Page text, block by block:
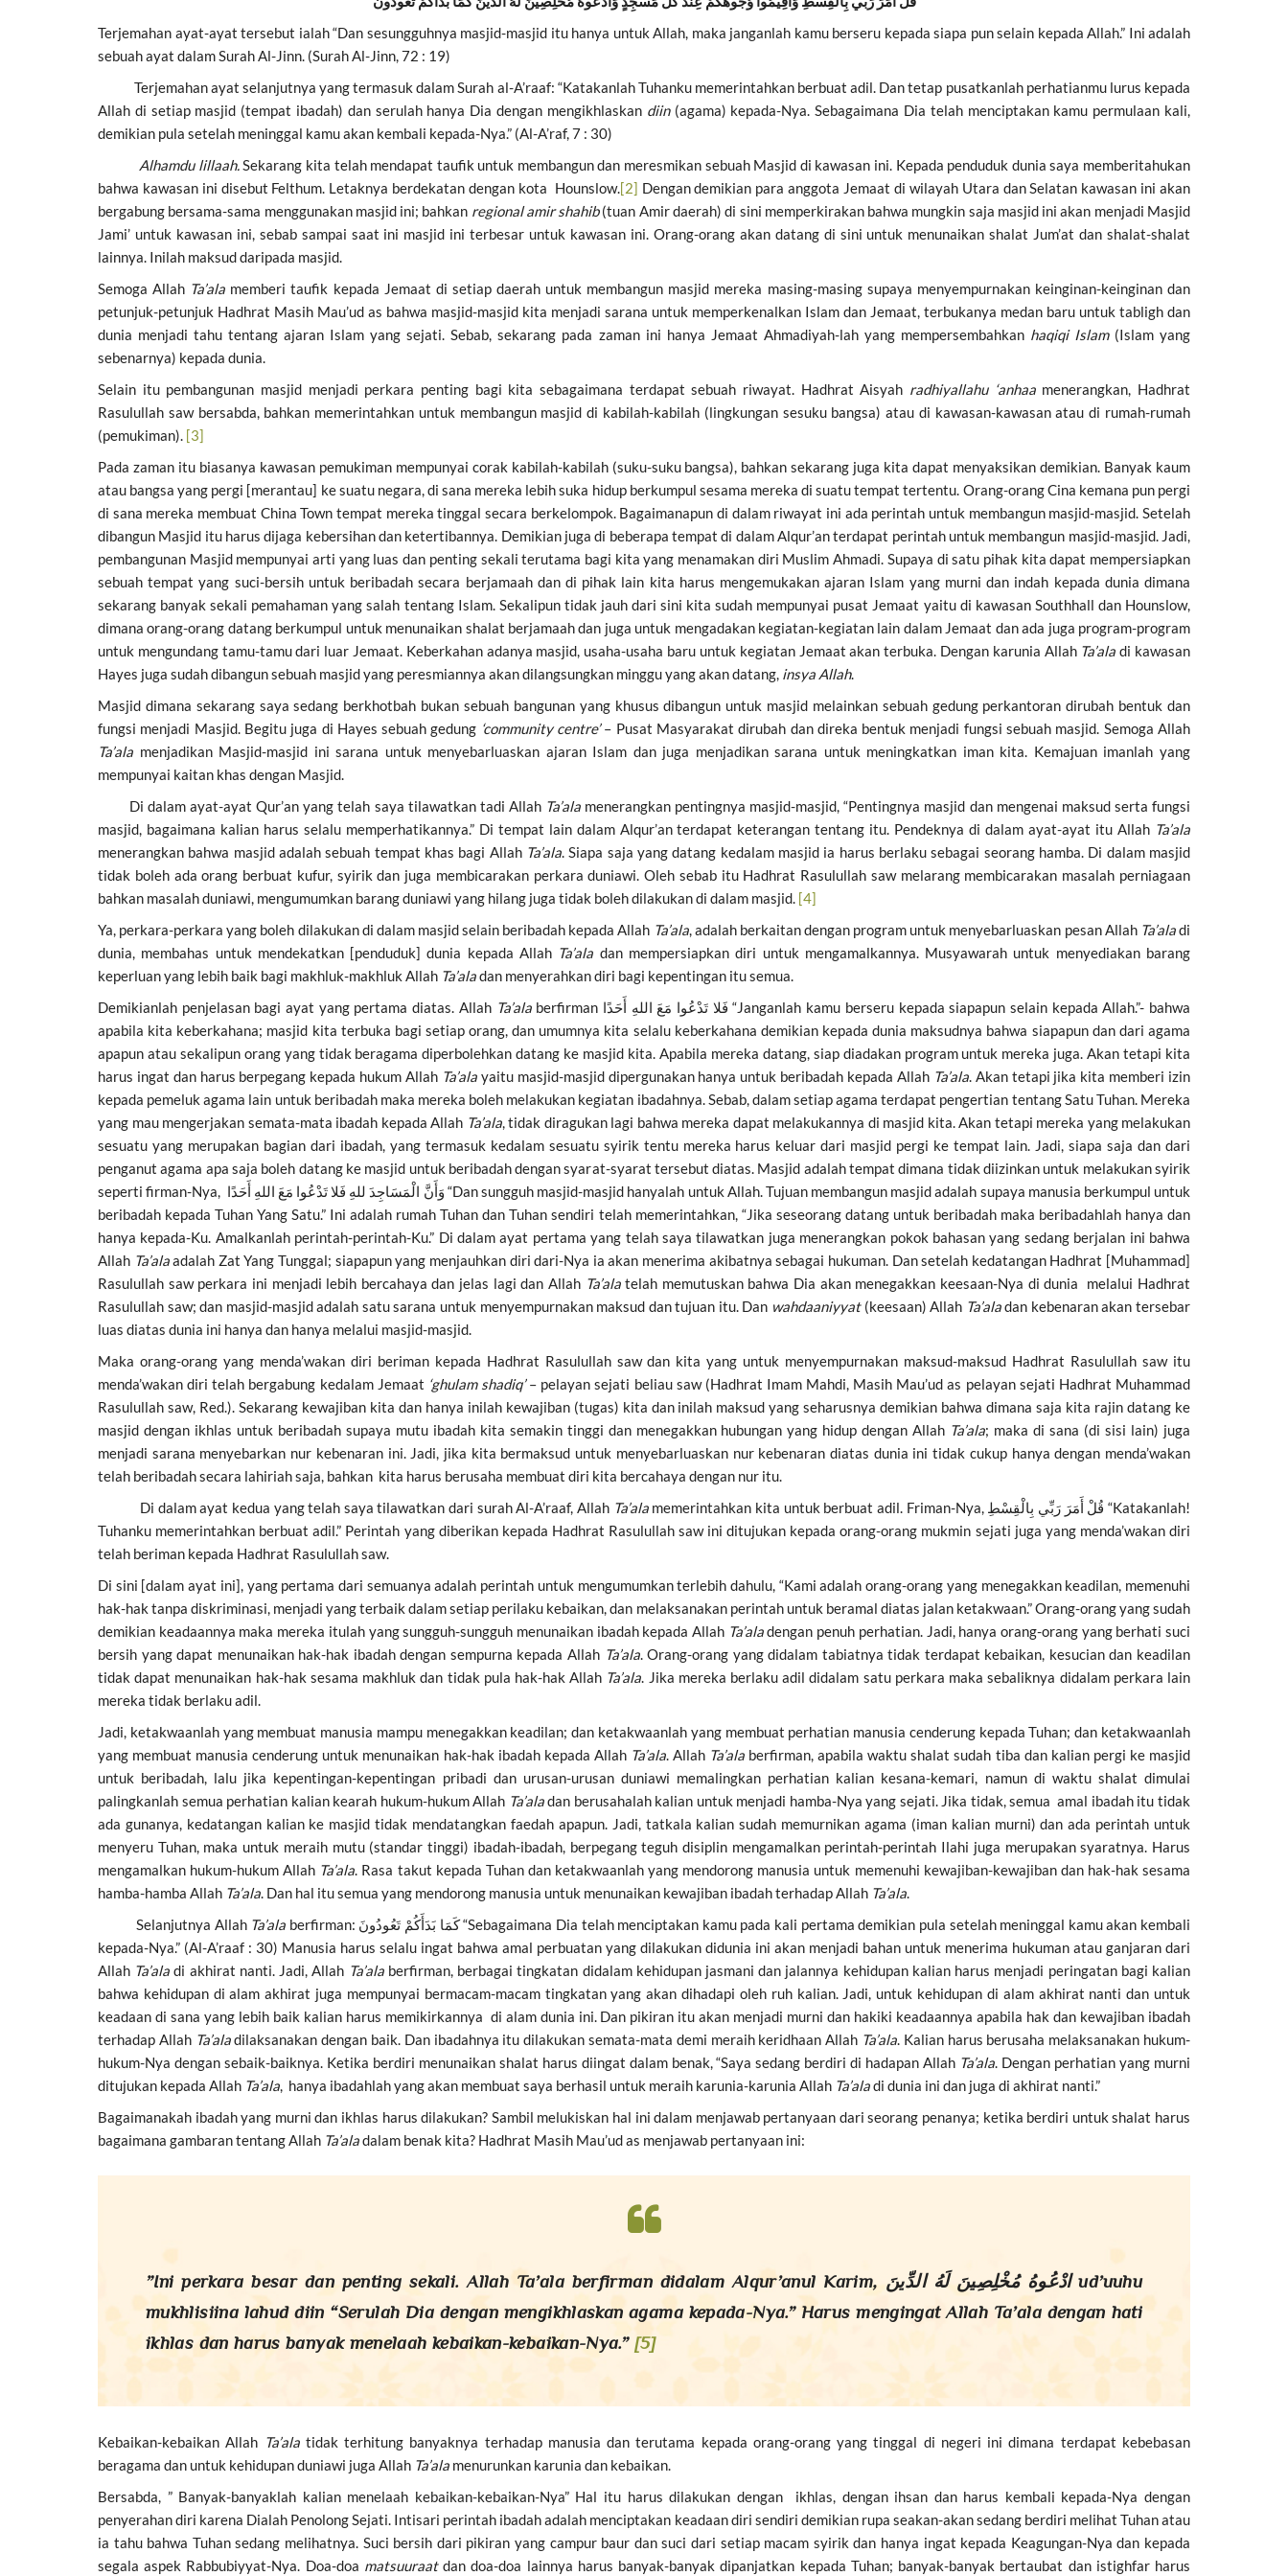
Terjemahan ayat-ayat tersebut ialah “Dan sesungguhnya masjid-masjid itu hanya untuk Allah, maka janganlah kamu berseru kepada siapa pun selain kepada Allah.” Ini adalah
sebuah ayat dalam Surah Al-Jinn. (Surah Al-Jinn, 72 : 19)
Terjemahan ayat selanjutnya yang termasuk dalam Surah al-A’raaf: “Katakanlah Tuhanku memerintahkan berbuat adil. Dan tetap pusatkanlah perhatianmu lurus kepada
Allah di setiap masjid (tempat ibadah) dan serulah hanya Dia dengan mengikhlaskan diin (agama) kepada-Nya. Sebagaimana Dia telah menciptakan kamu permulaan kali,
demikian pula setelah meninggal kamu akan kembali kepada-Nya.” (Al-A’raf, 7 : 30)
Alhamdu lillaah.Sekarang kita telah mendapat taufik untuk membangun dan meresmikan sebuah Masjid di kawasan ini. Kepada penduduk dunia saya memberitahukan
bahwa kawasan ini disebut Felthum. Letaknya berdekatan dengan kota Hounslow.[2] Dengan demikian para anggota Jemaat di wilayah Utara dan Selatan kawasan ini akan
bergabung bersama-sama menggunakan masjid ini; bahkan regional amir shahib(tuan Amir daerah) di sini memperkirakan bahwa mungkin saja masjid ini akan menjadi Masjid
Jami’ untuk kawasan ini, sebab sampai saat ini masjid ini terbesar untuk kawasan ini. Orang-orang akan datang di sini untuk menunaikan shalat Jum’at dan shalat-shalat
lainnya. Inilah maksud daripada masjid.
Semoga Allah Ta’ala memberi taufik kepada Jemaat di setiap daerah untuk membangun masjid mereka masing-masing supaya menyempurnakan keinginan-keinginan dan
petunjuk-petunjuk Hadhrat Masih Mau’ud as bahwa masjid-masjid kita menjadi sarana untuk memperkenalkan Islam dan Jemaat, terbukanya medan baru untuk tabligh dan
dunia menjadi tahu tentang ajaran Islam yang sejati. Sebab, sekarang pada zaman ini hanya Jemaat Ahmadiyah-lah yang mempersembahkan haqiqi Islam (Islam yang
sebenarnya) kepada dunia.
Selain itu pembangunan masjid menjadi perkara penting bagi kita sebagaimana terdapat sebuah riwayat. Hadhrat Aisyah radhiyallahu ‘anhaamenerangkan, Hadhrat
Rasulullah saw bersabda, bahkan memerintahkan untuk membangun masjid di kabilah-kabilah (lingkungan sesuku bangsa) atau di kawasan-kawasan atau di rumah-rumah
(pemukiman). [3]
Pada zaman itu biasanya kawasan pemukiman mempunyai corak kabilah-kabilah (suku-suku bangsa), bahkan sekarang juga kita dapat menyaksikan demikian. Banyak kaum
atau bangsa yang pergi [merantau] ke suatu negara, di sana mereka lebih suka hidup berkumpul sesama mereka di suatu tempat tertentu. Orang-orang Cina kemana pun pergi
di sana mereka membuat China Town tempat mereka tinggal secara berkelompok. Bagaimanapun di dalam riwayat ini ada perintah untuk membangun masjid-masjid. Setelah
dibangun Masjid itu harus dijaga kebersihan dan ketertibannya. Demikian juga di beberapa tempat di dalam Alqur’an terdapat perintah untuk membangun masjid-masjid. Jadi,
pembangunan Masjid mempunyai arti yang luas dan penting sekali terutama bagi kita yang menamakan diri Muslim Ahmadi. Supaya di satu pihak kita dapat mempersiapkan
sebuah tempat yang suci-bersih untuk beribadah secara berjamaah dan di pihak lain kita harus mengemukakan ajaran Islam yang murni dan indah kepada dunia dimana
sekarang banyak sekali pemahaman yang salah tentang Islam. Sekalipun tidak jauh dari sini kita sudah mempunyai pusat Jemaat yaitu di kawasan Southhall dan Hounslow,
dimana orang-orang datang berkumpul untuk menunaikan shalat berjamaah dan juga untuk mengadakan kegiatan-kegiatan lain dalam Jemaat dan ada juga program-program
untuk mengundang tamu-tamu dari luar Jemaat. Keberkahan adanya masjid, usaha-usaha baru untuk kegiatan Jemaat akan terbuka. Dengan karunia Allah Ta’ala di kawasan
Hayes juga sudah dibangun sebuah masjid yang peresmiannya akan dilangsungkan minggu yang akan datang, insya Allah.
Masjid dimana sekarang saya sedang berkhotbah bukan sebuah bangunan yang khusus dibangun untuk masjid melainkan sebuah gedung perkantoran dirubah bentuk dan
fungsi menjadi Masjid. Begitu juga di Hayes sebuah gedung ‘community centre’– Pusat Masyarakat dirubah dan direka bentuk menjadi fungsi sebuah masjid. Semoga Allah
Ta’ala menjadikan Masjid-masjid ini sarana untuk menyebarluaskan ajaran Islam dan juga menjadikan sarana untuk meningkatkan iman kita. Kemajuan imanlah yang
mempunyai kaitan khas dengan Masjid.
Di dalam ayat-ayat Qur’an yang telah saya tilawatkan tadi Allah Ta’alamenerangkan pentingnya masjid-masjid, “Pentingnya masjid dan mengenai maksud serta fungsi
masjid, bagaimana kalian harus selalu memperhatikannya.” Di tempat lain dalam Alqur’an terdapat keterangan tentang itu. Pendeknya di dalam ayat-ayat itu Allah Ta’ala
menerangkan bahwa masjid adalah sebuah tempat khas bagi Allah Ta’ala. Siapa saja yang datang kedalam masjid ia harus berlaku sebagai seorang hamba. Di dalam masjid
tidak boleh ada orang berbuat kufur, syirik dan juga membicarakan perkara duniawi. Oleh sebab itu Hadhrat Rasulullah saw melarang membicarakan masalah perniagaan
bahkan masalah duniawi, mengumumkan barang duniawi yang hilang juga tidak boleh dilakukan di dalam masjid. [4]
Ya, perkara-perkara yang boleh dilakukan di dalam masjid selain beribadah kepada Allah Ta’ala, adalah berkaitan dengan program untuk menyebarluaskan pesan Allah Ta’aladi
dunia, membahas untuk mendekatkan [penduduk] dunia kepada Allah Ta’ala dan mempersiapkan diri untuk mengamalkannya. Musyawarah untuk menyediakan barang
keperluan yang lebih baik bagi makhluk-makhluk Allah Ta’aladan menyerahkan diri bagi kepentingan itu semua.
Demikianlah penjelasan bagi ayat yang pertama diatas. Allah Ta’alaberfirman فَلا تَدْعُوا مَعَ اللهِ أَحَدًا “Janganlah kamu berseru kepada siapapun selain kepada Allah.”- bahwa
apabila kita keberkahana; masjid kita terbuka bagi setiap orang, dan umumnya kita selalu keberkahana demikian kepada dunia maksudnya bahwa siapapun dan dari agama
apapun atau sekalipun orang yang tidak beragama diperbolehkan datang ke masjid kita. Apabila mereka datang, siap diadakan program untuk mereka juga. Akan tetapi kita
harus ingat dan harus berpegang kepada hukum Allah Ta’alayaitu masjid-masjid dipergunakan hanya untuk beribadah kepada Allah Ta’ala. Akan tetapi jika kita memberi izin
kepada pemeluk agama lain untuk beribadah maka mereka boleh melakukan kegiatan ibadahnya. Sebab, dalam setiap agama terdapat pengertian tentang Satu Tuhan. Mereka
yang mau mengerjakan semata-mata ibadah kepada Allah Ta’ala, tidak diragukan lagi bahwa mereka dapat melakukannya di masjid kita. Akan tetapi mereka yang melakukan
sesuatu yang merupakan bagian dari ibadah, yang termasuk kedalam sesuatu syirik tentu mereka harus keluar dari masjid pergi ke tempat lain. Jadi, siapa saja dan dari
penganut agama apa saja boleh datang ke masjid untuk beribadah dengan syarat-syarat tersebut diatas. Masjid adalah tempat dimana tidak diizinkan untuk melakukan syirik
seperti firman-Nya, وَأَنَّ الْمَسَاجِدَ للهِ فَلا تَدْعُوا مَعَ اللهِ أَحَدًا “Dan sungguh masjid-masjid hanyalah untuk Allah. Tujuan membangun masjid adalah supaya manusia berkumpul untuk
beribadah kepada Tuhan Yang Satu.” Ini adalah rumah Tuhan dan Tuhan sendiri telah memerintahkan, “Jika seseorang datang untuk beribadah maka beribadahlah hanya dan
hanya kepada-Ku. Amalkanlah perintah-perintah-Ku.” Di dalam ayat pertama yang telah saya tilawatkan juga menerangkan pokok bahasan yang sedang berjalan ini bahwa
Allah Ta’alaadalah Zat Yang Tunggal; siapapun yang menjauhkan diri dari-Nya ia akan menerima akibatnya sebagai hukuman. Dan setelah kedatangan Hadhrat [Muhammad]
Rasulullah saw perkara ini menjadi lebih bercahaya dan jelas lagi dan Allah Ta’alatelah memutuskan bahwa Dia akan menegakkan keesaan-Nya di dunia melalui Hadhrat
Rasulullah saw; dan masjid-masjid adalah satu sarana untuk menyempurnakan maksud dan tujuan itu. Dan wahdaaniyyat (keesaan) Allah Ta’aladan kebenaran akan tersebar
luas diatas dunia ini hanya dan hanya melalui masjid-masjid.
Maka orang-orang yang menda’wakan diri beriman kepada Hadhrat Rasulullah saw dan kita yang untuk menyempurnakan maksud-maksud Hadhrat Rasulullah saw itu
menda’wakan diri telah bergabung kedalam Jemaat ‘ghulam shadiq’– pelayan sejati beliau saw (Hadhrat Imam Mahdi, Masih Mau’ud as pelayan sejati Hadhrat Muhammad
Rasulullah saw, Red.). Sekarang kewajiban kita dan hanya inilah kewajiban (tugas) kita dan inilah maksud yang seharusnya demikian bahwa dimana saja kita rajin datang ke
masjid dengan ikhlas untuk beribadah supaya mutu ibadah kita semakin tinggi dan menegakkan hubungan yang hidup dengan Allah Ta’ala; maka di sana (di sisi lain) juga
menjadi sarana menyebarkan nur kebenaran ini. Jadi, jika kita bermaksud untuk menyebarluaskan nur kebenaran diatas dunia ini tidak cukup hanya dengan menda’wakan
telah beribadah secara lahiriah saja, bahkan kita harus berusaha membuat diri kita bercahaya dengan nur itu.
Di dalam ayat kedua yang telah saya tilawatkan dari surah Al-A’raaf, Allah Ta’alamemerintahkan kita untuk berbuat adil. Friman-Nya, قُلْ أَمَرَ رَبِّي بِالْقِسْطِ “Katakanlah!
Tuhanku memerintahkan berbuat adil.” Perintah yang diberikan kepada Hadhrat Rasulullah saw ini ditujukan kepada orang-orang mukmin sejati juga yang menda’wakan diri
telah beriman kepada Hadhrat Rasulullah saw.
Di sini [dalam ayat ini], yang pertama dari semuanya adalah perintah untuk mengumumkan terlebih dahulu, “Kami adalah orang-orang yang menegakkan keadilan, memenuhi
hak-hak tanpa diskriminasi, menjadi yang terbaik dalam setiap perilaku kebaikan, dan melaksanakan perintah untuk beramal diatas jalan ketakwaan.” Orang-orang yang sudah
demikian keadaannya maka mereka itulah yang sungguh-sungguh menunaikan ibadah kepada Allah Ta’aladengan penuh perhatian. Jadi, hanya orang-orang yang berhati suci
bersih yang dapat menunaikan hak-hak ibadah dengan sempurna kepada Allah Ta’ala. Orang-orang yang didalam tabiatnya tidak terdapat kebaikan, kesucian dan keadilan
tidak dapat menunaikan hak-hak sesama makhluk dan tidak pula hak-hak Allah Ta’ala. Jika mereka berlaku adil didalam satu perkara maka sebaliknya didalam perkara lain
mereka tidak berlaku adil.
Jadi, ketakwaanlah yang membuat manusia mampu menegakkan keadilan; dan ketakwaanlah yang membuat perhatian manusia cenderung kepada Tuhan; dan ketakwaanlah
yang membuat manusia cenderung untuk menunaikan hak-hak ibadah kepada Allah Ta’ala. Allah Ta’ala berfirman, apabila waktu shalat sudah tiba dan kalian pergi ke masjid
untuk beribadah, lalu jika kepentingan-kepentingan pribadi dan urusan-urusan duniawi memalingkan perhatian kalian kesana-kemari, namun di waktu shalat dimulai
palingkanlah semua perhatian kalian kearah hukum-hukum Allah Ta’aladan berusahalah kalian untuk menjadi hamba-Nya yang sejati. Jika tidak, semua amal ibadah itu tidak
ada gunanya, kedatangan kalian ke masjid tidak mendatangkan faedah apapun. Jadi, tatkala kalian sudah memurnikan agama (iman kalian murni) dan ada perintah untuk
menyeru Tuhan, maka untuk meraih mutu (standar tinggi) ibadah-ibadah, berpegang teguh disiplin mengamalkan perintah-perintah Ilahi juga merupakan syaratnya. Harus
mengamalkan hukum-hukum Allah Ta’ala. Rasa takut kepada Tuhan dan ketakwaanlah yang mendorong manusia untuk memenuhi kewajiban-kewajiban dan hak-hak sesama
hamba-hamba Allah Ta’ala. Dan hal itu semua yang mendorong manusia untuk menunaikan kewajiban ibadah terhadap Allah Ta’ala.
Selanjutnya Allah Ta’ala berfirman: كَمَا بَدَأَكُمْ تَعُودُونَ “Sebagaimana Dia telah menciptakan kamu pada kali pertama demikian pula setelah meninggal kamu akan kembali
kepada-Nya.” (Al-A’raaf : 30) Manusia harus selalu ingat bahwa amal perbuatan yang dilakukan didunia ini akan menjadi bahan untuk menerima hukuman atau ganjaran dari
Allah Ta’ala di akhirat nanti. Jadi, Allah Ta’alaberfirman, berbagai tingkatan didalam kehidupan jasmani dan jalannya kehidupan kalian harus menjadi peringatan bagi kalian
bahwa kehidupan di alam akhirat juga mempunyai bermacam-macam tingkatan yang akan dihadapi oleh ruh kalian. Jadi, untuk kehidupan di alam akhirat nanti dan untuk
keadaan di sana yang lebih baik kalian harus memikirkannya di alam dunia ini. Dan pikiran itu akan menjadi murni dan hakiki keadaannya apabila hak dan kewajiban ibadah
terhadap Allah Ta’aladilaksanakan dengan baik. Dan ibadahnya itu dilakukan semata-mata demi meraih keridhaan Allah Ta’ala. Kalian harus berusaha melaksanakan hukum-
hukum-Nya dengan sebaik-baiknya. Ketika berdiri menunaikan shalat harus diingat dalam benak, “Saya sedang berdiri di hadapan Allah Ta’ala. Dengan perhatian yang murni
ditujukan kepada Allah Ta’ala, hanya ibadahlah yang akan membuat saya berhasil untuk meraih karunia-karunia Allah Ta’aladi dunia ini dan juga di akhirat nanti.”
Bagaimanakah ibadah yang murni dan ikhlas harus dilakukan? Sambil melukiskan hal ini dalam menjawab pertanyaan dari seorang penanya; ketika berdiri untuk shalat harus
bagaimana gambaran tentang Allah Ta’aladalam benak kita? Hadhrat Masih Mau’ud as menjawab pertanyaan ini:
”Ini perkara besar dan penting sekali. Allah Ta’ala berfirman didalam Alqur’anul Karim, ادْعُوهُ مُخْلِصِينَ لَهُ الدِّينَ ud’uuhu
mukhlisiina lahud diin “Serulah Dia dengan mengikhlaskan agama kepada-Nya.” Harus mengingat Allah Ta’ala dengan hati
ikhlas dan harus banyak menelaah kebaikan-kebaikan-Nya.” [5]
Kebaikan-kebaikan Allah Ta’alatidak terhitung banyaknya terhadap manusia dan terutama kepada orang-orang yang tinggal di negeri ini dimana terdapat kebebasan
beragama dan untuk kehidupan duniawi juga Allah Ta’ala menurunkan karunia dan kebaikan.
Bersabda, ” Banyak-banyaklah kalian menelaah kebaikan-kebaikan-Nya” Hal itu harus dilakukan dengan ikhlas, dengan ihsan dan harus kembali kepada-Nya dengan
penyerahan diri karena Dialah Penolong Sejati. Intisari perintah ibadah adalah menciptakan keadaan diri sendiri demikian rupa seakan-akan sedang berdiri melihat Tuhan atau
ia tahu bahwa Tuhan sedang melihatnya. Suci bersih dari pikiran yang campur baur dan suci dari setiap macam syirik dan hanya ingat kepada Keagungan-Nya dan kepada
segala aspek Rabbubiyyat-Nya. Doa-doa matsuuraatdan doa-doa lainnya harus banyak-banyak dipanjatkan kepada Tuhan; banyak-banyak bertaubat dan istighfar harus